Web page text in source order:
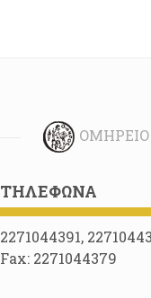
ΤΗΛΈΦΩΝΑ
2271044391,
Fax: 2271044379